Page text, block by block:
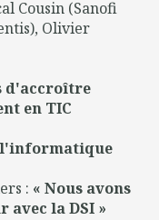
Cousin (Sanofi
Olivier
d'accroître
en TIC
l'informatique
: « Nous avons
la DSI »